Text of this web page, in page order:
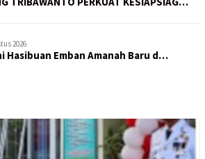
2026
Hasibuan Emban Amanah Baru d…